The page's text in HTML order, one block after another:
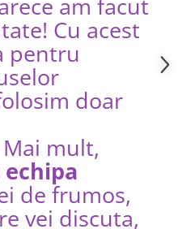
am facut
Cu acest
pentru
doar
Mai mult,
echipa
de frumos,
vei discuta,